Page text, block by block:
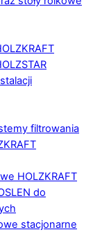
filtrowania
HOLZKRAFT
do
stacjonarne